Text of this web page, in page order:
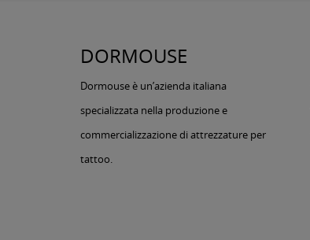
DORMOUSE
Dormouse è un’azienda italiana
specializzata nella produzione e
commercializzazione di attrezzature per
tattoo.